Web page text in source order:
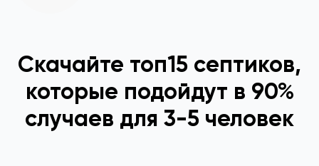
Скачайте топ15 септиков,
которые подойдут в 90%
случаев для 3-5 человек